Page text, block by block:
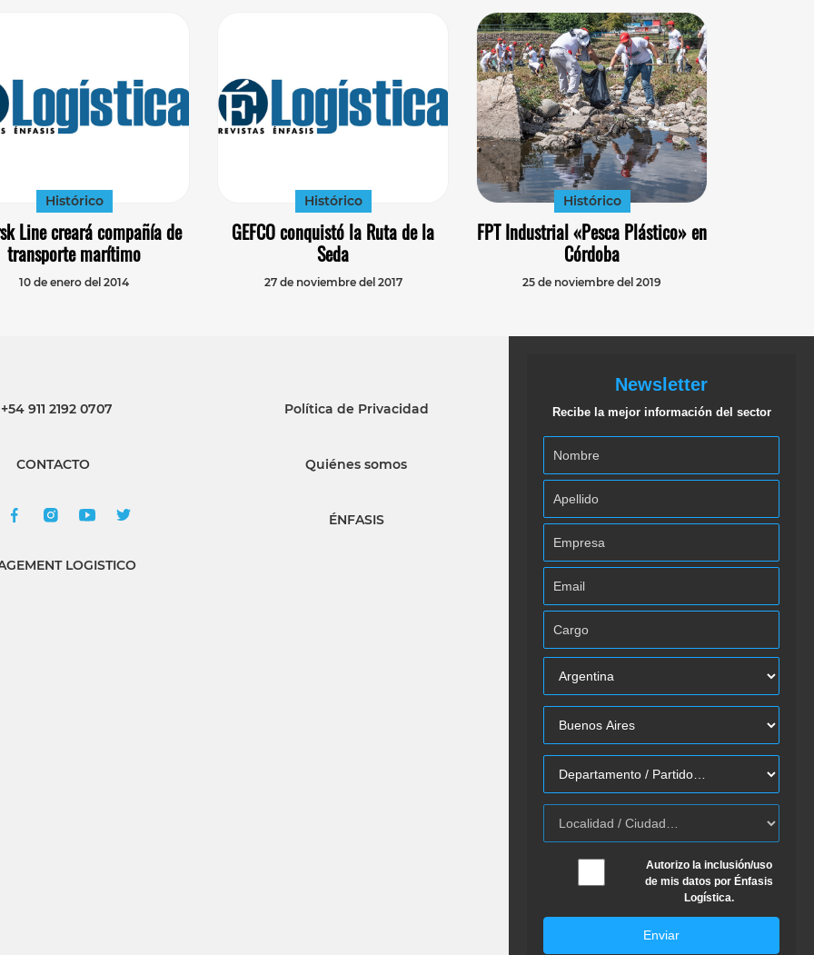
Histórico
Line creará compañía de
transporte marítimo
10 de enero del 2014
Histórico
GEFCO conquistó la Ruta de la
Seda
27 de noviembre del 2017
Histórico
FPT Industrial «Pesca Plástico» en
Córdoba
25 de noviembre del 2019
911 2192 0707
CONTACTO
LOGISTICO
Política de Privacidad
Quiénes somos
ÉNFASIS
Newsletter
Recibe la mejor información del sector
Autorizo la inclusión/uso
de mis datos por Énfasis
Logística.
Enviar